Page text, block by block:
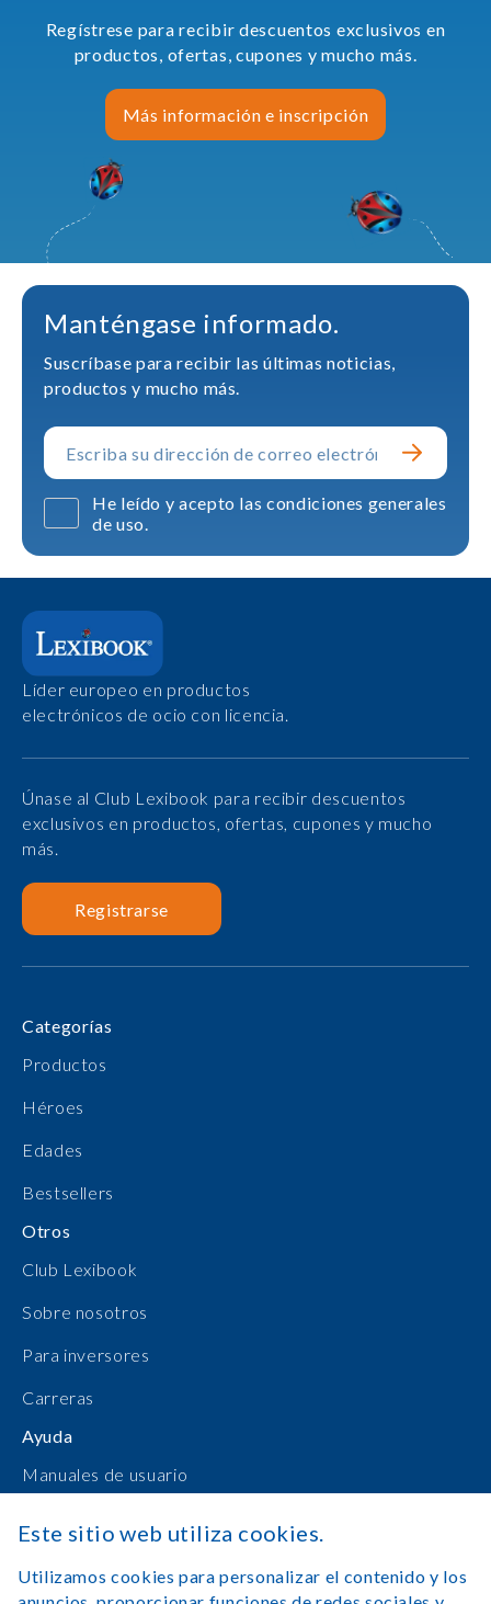
Regístrese para recibir descuentos exclusivos en
productos, ofertas, cupones y mucho más.
Más información e inscripción
Manténgase informado.
Suscríbase para recibir las últimas noticias,
productos y mucho más.
He leído y acepto las condiciones generales
de uso.
Líder europeo en productos
electrónicos de ocio con licencia.
Únase al Club Lexibook para recibir descuentos
exclusivos en productos, ofertas, cupones y mucho
más.
Registrarse
Categorías
Productos
Héroes
Edades
Bestsellers
Otros
Club Lexibook
Sobre nosotros
Para inversores
Carreras
Ayuda
Manuales de usuario
Este sitio web utiliza cookies.
Utilizamos cookies para personalizar el contenido y los